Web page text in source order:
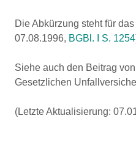
Die Abkürzung steht für
07.08.1996, BGBl. I S. 1254
Siehe auch den Beitrag von
Gesetzlichen
(Letzte Aktualisierung: